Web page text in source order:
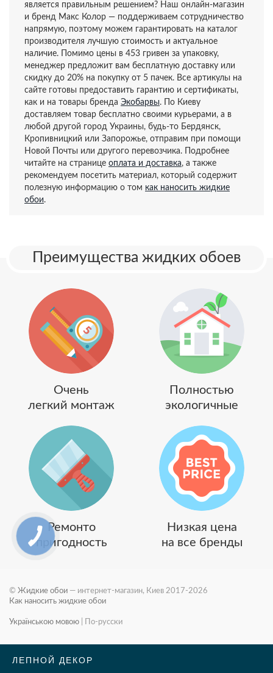
является правильным решением? Наш онлайн-магазин
и бренд Макс Колор — поддерживаем сотрудничество
напрямую, поэтому можем гарантировать на каталог
производителя лучшую стоимость и актуальное
наличие. Помимо цены в 453 гривен за упаковку,
менеджер предложит вам бесплатную доставку или
скидку до 20% на покупку от 5 пачек. Все артикулы на
сайте готовы предоставить гарантию и сертификаты,
как и на товары бренда Экобарвы. По Киеву
доставляем товар бесплатно своими курьерами, а в
любой другой город Украины, будь-то Бердянск,
Кропивницкий или Запорожье, отправим при помощи
Новой Почты или другого перевозчика. Подробнее
читайте на странице оплата и доставка, а также
рекомендуем посетить материал, который содержит
полезную информацию о том как наносить жидкие
обои.
Преимущества жидких обоев
Очень
легкий монтаж
Полностью
экологичные
Ремонто
пригодность
Низкая цена
на все бренды
© Жидкие обои — интернет-магазин, Киев 2017-2026
Как наносить жидкие обои
Українською мовою По-русски
ЛЕПНОЙ ДЕКОР